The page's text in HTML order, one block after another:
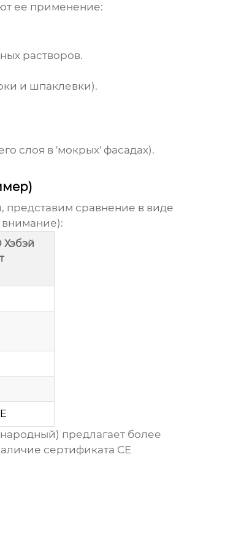
ее применение:
растворов.
и шпаклевки).
слоя в 'мокрых' фасадах).
представим сравнение в виде
предлагает более
сертификата CE